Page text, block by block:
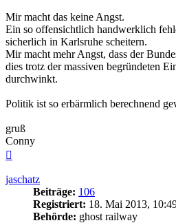
Mir macht das keine Angst.
Ein so offensichtlich handwerklich
sicherlich in Karlsruhe scheitern.
Mir macht mehr Angst, dass der
dies trotz der massiven begründeten
durchwinkt.
Politik ist so erbärmlich berechnend
gruß
Conny
jaschatz
Beiträge: 106
Registriert: 18. Mai 2013,
Behörde: ghost railway